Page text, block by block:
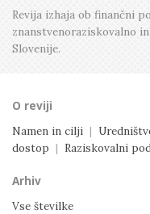
Revija izhaja ob finančni
znanstvenoraziskovalno
Slovenije.
O reviji
Namen in cilji |
dostop | Raziskovalni
Arhiv
Vse številke